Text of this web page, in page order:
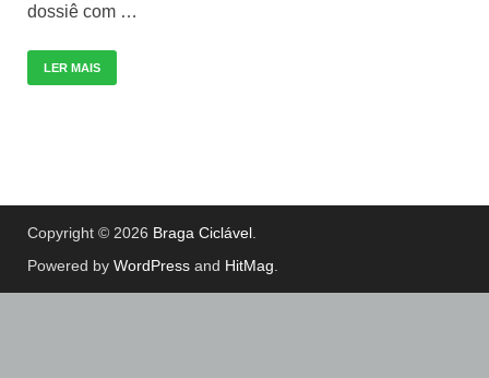
dossiê com …
LER MAIS
Copyright © 2026 Braga Ciclável
Powered by WordPress and HitMag